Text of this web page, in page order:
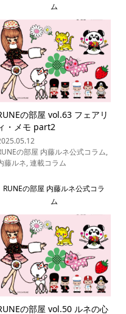
ム
の部屋 vol.63 フェアリ
・メモ part2
の部屋 内藤ルネ公式コラム,
藤ルネ,連載コラム
RUNEの部屋 内藤ルネ公式コラ
ム
の部屋 vol.50 ルネの心